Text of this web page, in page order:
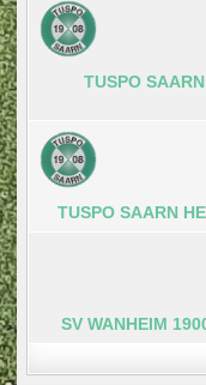
TUSPO SAARN
TUSPO SAARN
SV WANHEIM